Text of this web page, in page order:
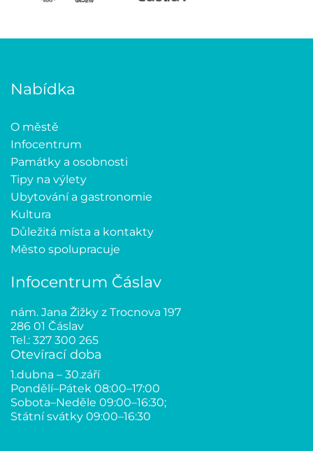
Nabídka
O městě
Infocentrum
Památky a osobnosti
Tipy na výlety
Ubytování a gastronomie
Kultura
Důležitá místa a kontakty
Město spolupracuje
Infocentrum Čáslav
nám. Jana Žižky z Trocnova 197
286 01 Čáslav
Tel.: 327 300 265
Otevírací doba
1.dubna – 30.září
Pondělí–Pátek 08:00–17:00
Sobota–Neděle 09:00–16:30;
Státní svátky 09:00–16:30